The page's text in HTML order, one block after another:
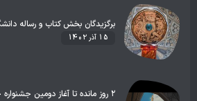
برگزیدگان بخش کتاب و رساله
15 آذر 1402
۲ روز مانده تا آغاز دومین